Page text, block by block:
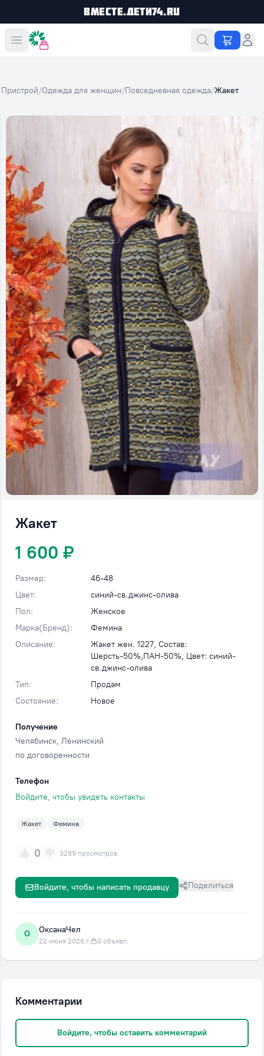
Вместе.Дети74.ru
Вместе дешевле
Пристрой/Одежда для женщин/Повседневная одежда/Жакет
Жакет
1 600 ₽
Размер:
46-48
Цвет:
синий-св.джинс-олива
Пол:
Женское
Марка(Бренд):
Фемина
Описание:
Жакет жен. 1227, Состав:
Шерсть-50%,ПАН-50%, Цвет: синий-
св.джинс-олива
Тип:
Продам
Состояние:
Новое
Получение
Челябинск, Ленинский
по договоренности
Телефон
Войдите, чтобы увидеть контакты
Жакет Фемина
0 3289 просмотров
Поделиться
Войдите, чтобы написать продавцу
О ОксанаЧел
22 июня 2026 г. 0 объявл.
Комментарии
Войдите, чтобы оставить комментарий